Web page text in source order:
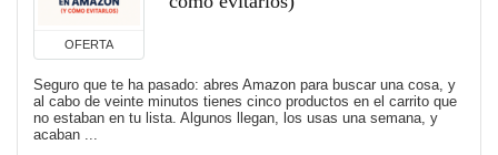
OFERTA
Seguro que te ha pasado: abres Amazon para buscar una cosa, y
al cabo de veinte minutos tienes cinco productos en el carrito que
no estaban en tu lista. Algunos llegan, los usas una semana, y
acaban ...